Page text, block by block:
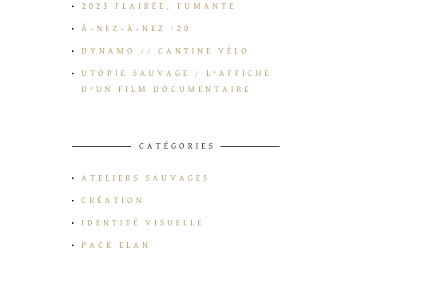
2023 FLAIRÉE, FUMANTE
À-NEZ-À-NEZ ’20
DYNAMO // CANTINE VÉLO
UTOPIE SAUVAGE / L’AFFICHE
D’UN FILM DOCUMENTAIRE
CATÉGORIES
ATELIERS SAUVAGES
CRÉATION
IDENTITÉ VISUELLE
PACK ELAN